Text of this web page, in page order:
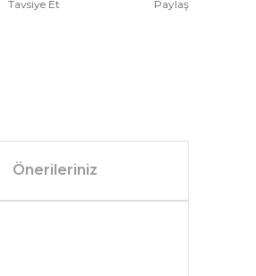
Tavsiye Et Paylaş
Önerileriniz